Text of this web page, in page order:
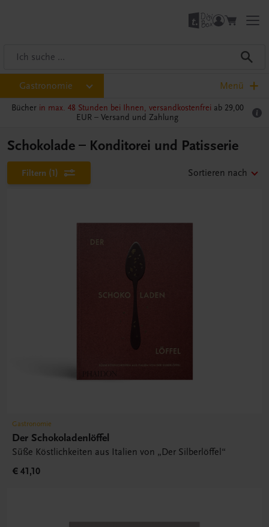
Gastronomie Menü
Bücher in max. 48 Stunden bei Ihnen, versandkostenfrei ab 29,00
EUR – Versand und Zahlung
Schokolade – Konditorei und Patisserie
Filtern (1) Sortieren nach
Gastronomie
Der Schokoladenlöffel
Süße Köstlichkeiten aus Italien von „Der Silberlöffel“
€ 41,10